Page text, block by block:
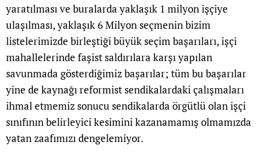
yaratılması ve buralarda yaklaşık 1 milyon işçiye
ulaşılması, yaklaşık 6 Milyon seçmenin bizim
listelerimizde birleştiği büyük seçim başarıları, işçi
mahallelerinde faşist saldırılara karşı yapılan
savunmada gösterdiğimiz başarılar; tüm bu başarılar
yine de kaynağı reformist sendikalardaki çalışmaları
ihmal etmemiz sonucu sendikalarda örgütlü olan işçi
sınıfının belirleyici kesimini kazanamamış olmamızda
yatan zaafımızı dengelemiyor.